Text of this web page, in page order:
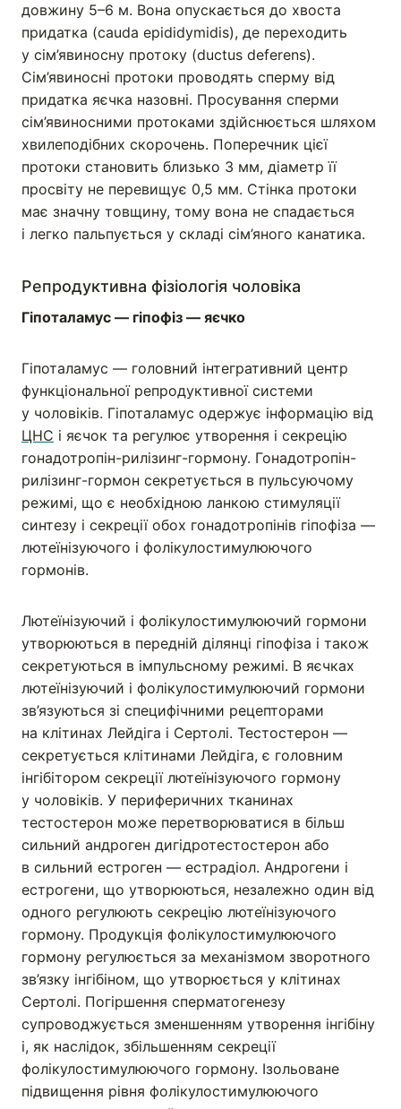
довжину 5–6 м. Вона опускається до хвоста
придатка (cauda epididymidis), де переходить
у сім’явиносну протоку (ductus deferens).
Сім’явиносні протоки проводять сперму від
придатка яєчка назовні. Просування сперми
сім’явиносними протоками здійснюється шляхом
хвилеподібних скорочень. Поперечник цієї
протоки становить близько 3 мм, діаметр її
просвіту не перевищує 0,5 мм. Стінка протоки
має значну товщину, тому вона не спадається
і легко пальпується у складі сім’яного канатика.
Репродуктивна фізіологія чоловіка
Гіпоталамус — гіпофіз — яєчко
Гіпоталамус — головний інтегративний центр
функціональної репродуктивної системи
у чоловіків. Гіпоталамус одержує інформацію від
ЦНС і яєчок та регулює утворення і секрецію
гонадотропін-рилізинг-гормону. Гонадотропін-
рилізинг-гормон секретується в пульсуючому
режимі, що є необхідною ланкою стимуляції
синтезу і секреції обох гонадотропінів гіпофіза —
лютеїнізуючого і фолікулостимулюючого
гормонів.
Лютеїнізуючий і фолікулостимулюючий гормони
утворюються в передній ділянці гіпофіза і також
секретуються в імпульсному режимі. В яєчках
лютеїнізуючий і фолікулостимулюючий гормони
зв’язуються зі специфічними рецепторами
на клітинах Лейдіга і Сертолі. Тестостерон —
секретується клітинами Лейдіга, є головним
інгібітором секреції лютеїнізуючого гормону
у чоловіків. У периферичних тканинах
тестостерон може перетворюватися в більш
сильний андроген дигідротестостерон або
в сильний естроген — естрадіол. Андрогени і
естрогени, що утворюються, незалежно один від
одного регулюють секрецію лютеїнізуючого
гормону. Продукція фолікулостимулюючого
гормону регулюється за механізмом зворотного
зв’язку інгібіном, що утворюється у клітинах
Сертолі. Погіршення сперматогенезу
супроводжується зменшенням утворення інгібіну
і, як наслідок, збільшенням секреції
фолікулостимулюючого гормону. Ізольоване
підвищення рівня фолікулостимулюючого